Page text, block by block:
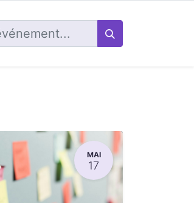
MAI
17